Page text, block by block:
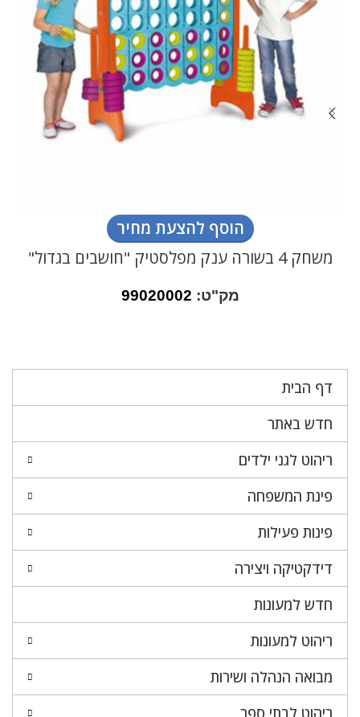
דף הבית
חדש באתר
ריהוט לגני ילדים
פינת המשפחה
פינות פעילות
דידקטיקה ויצירה
חדש למעונות
ריהוט למעונות
מבואה הנהלה ושירות
הוסף להצעת מחיר
משחק 4 בשורה ענק מפלסטיק "חושבים בגדול"
מק"ט: 99020002